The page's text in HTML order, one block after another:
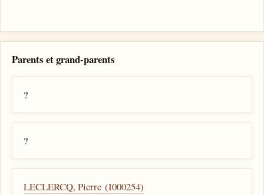
Parents et grand-parents
?
?
LECLERCQ, Pierre (I000254)